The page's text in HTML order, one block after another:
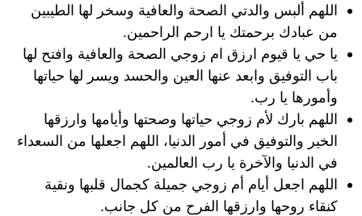
اللهم ألبس والدتي الصحة والعافية وسخر لها الطيبين
من عبادك برحمتك يا ارحم الراحمين.
يا حي يا قيوم ارزق ام زوجي الصحة والعافية وافتح لها
باب التوفيق وابعد عنها العين والحسد ويسر لها حياتها
وأمورها يا رب.
اللهم بارك لأم زوجي حياتها وصحتها وأيامها وارزقها
الخير والتوفيق في أمور الدنيا، اللهم اجعلها من السعداء
في الدنيا والآخرة يا رب العالمين.
اللهم اجعل أيام أم زوجي جميلة كجمال قلبها ونقية
كنقاء روحها وارزقها الفرح من كل جانب.